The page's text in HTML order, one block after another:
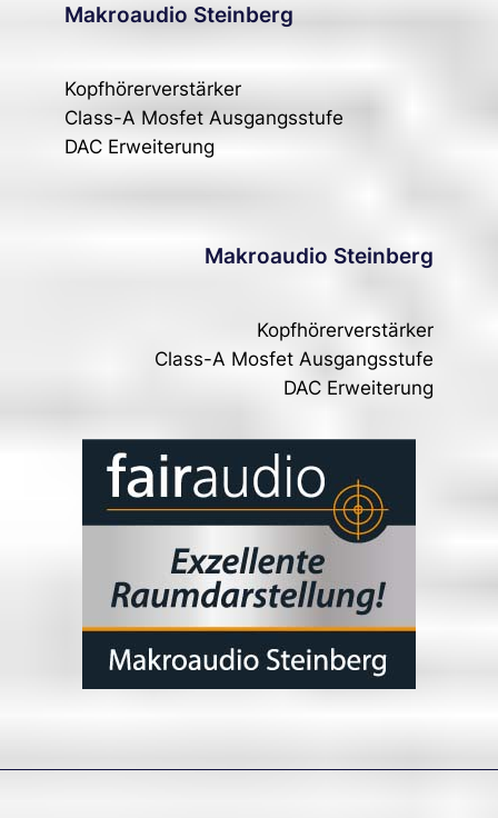
Makroaudio Steinberg
Kopfhörerverstärker
Class-A Mosfet Ausgangsstufe
DAC Erweiterung
Makroaudio Steinberg
Kopfhörerverstärker
Class-A Mosfet Ausgangsstufe
DAC Erweiterung